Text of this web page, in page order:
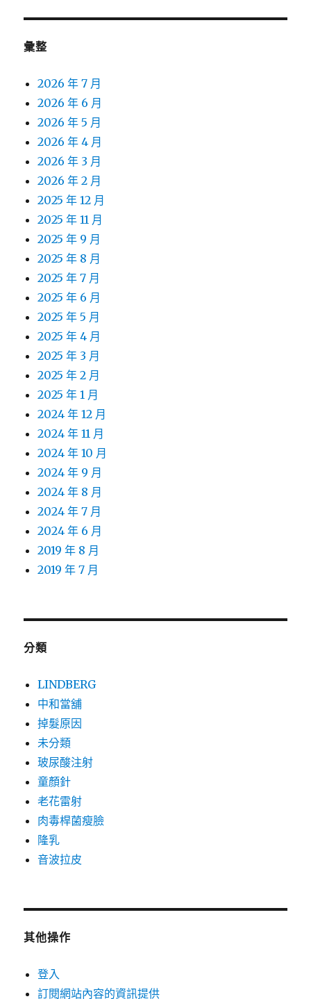
彙整
2026 年 7 月
2026 年 6 月
2026 年 5 月
2026 年 4 月
2026 年 3 月
2026 年 2 月
2025 年 12 月
2025 年 11 月
2025 年 9 月
2025 年 8 月
2025 年 7 月
2025 年 6 月
2025 年 5 月
2025 年 4 月
2025 年 3 月
2025 年 2 月
2025 年 1 月
2024 年 12 月
2024 年 11 月
2024 年 10 月
2024 年 9 月
2024 年 8 月
2024 年 7 月
2024 年 6 月
2019 年 8 月
2019 年 7 月
分類
LINDBERG
中和當舖
掉髮原因
未分類
玻尿酸注射
童顏針
老花雷射
肉毒桿菌瘦臉
隆乳
音波拉皮
其他操作
登入
訂閱網站內容的資訊提供